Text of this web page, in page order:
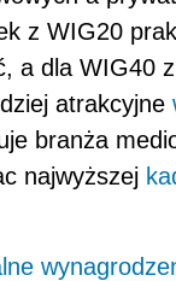
z WIG20
a dla WIG40
atrakcyjne
branża
najwyższej